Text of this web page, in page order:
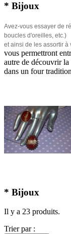
* Bijoux
Avez-vous essayer de
boucles d'oreilles, etc.)
et ainsi de les assortir à
vous permettront
autre de découvrir
dans un four
* Bijoux
Il y a 23 produits.
Trier par :